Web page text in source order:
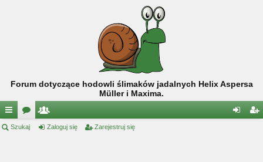
Forum dotyczące hodowli ślimaków jadalnych Helix Aspersa
Müller i Maxima.
ię or ży
Szukaj Zaloguj się Zarejestruj się